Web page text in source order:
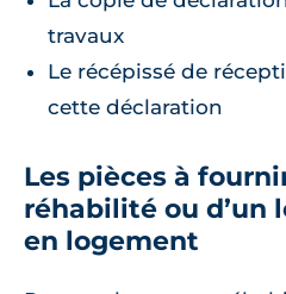
travaux
Le récépissé de
cette déclaration
Les pièces à
réhabilité ou d’un
en logement